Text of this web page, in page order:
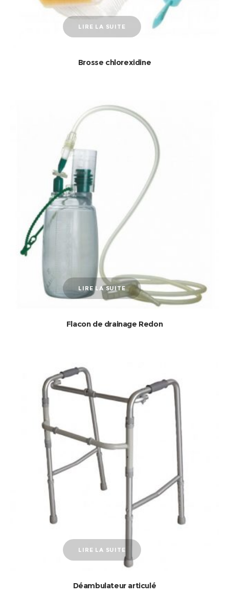
LIRE LA SUITE
Brosse chlorexidine
LIRE LA SUITE
Flacon de drainage Redon
LIRE LA SUITE
Déambulateur articulé